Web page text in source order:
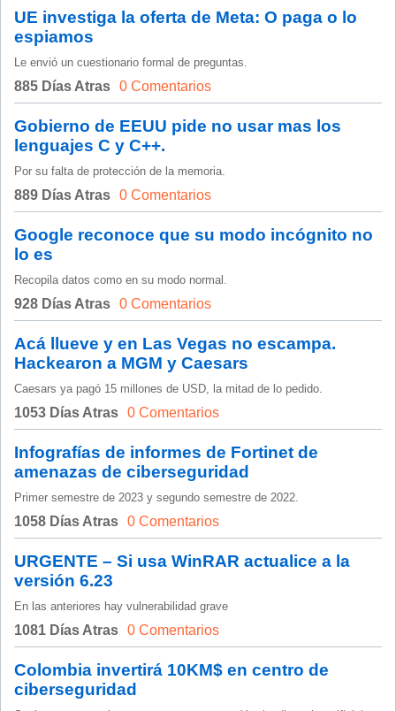
UE investiga la oferta de Meta: O paga o lo
espiamos
Le envió un cuestionario formal de preguntas.
885 Días Atras 0 Comentarios
Gobierno de EEUU pide no usar mas los
lenguajes C y C++.
Por su falta de protección de la memoria.
889 Días Atras 0 Comentarios
Google reconoce que su modo incógnito no
lo es
Recopila datos como en su modo normal.
928 Días Atras 0 Comentarios
Acá llueve y en Las Vegas no escampa.
Hackearon a MGM y Caesars
Caesars ya pagó 15 millones de USD, la mitad de lo pedido.
1053 Días Atras 0 Comentarios
Infografías de informes de Fortinet de
amenazas de ciberseguridad
Primer semestre de 2023 y segundo semestre de 2022.
1058 Días Atras 0 Comentarios
URGENTE – Si usa WinRAR actualice a la
versión 6.23
En las anteriores hay vulnerabilidad grave
1081 Días Atras 0 Comentarios
Colombia invertirá 10KM$ en centro de
ciberseguridad